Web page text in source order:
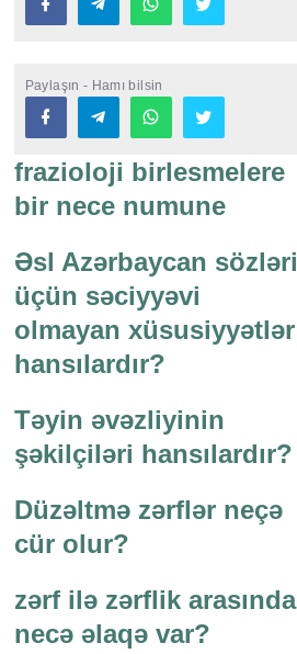
Paylaşın - Hamı bilsin
frazioloji birlesmelere
bir nece numune
Əsl Azərbaycan sözləri
üçün səciyyəvi
olmayan xüsusiyyətlər
hansılardır?
Təyin əvəzliyinin
şəkilçiləri hansılardır?
Düzəltmə zərflər neçə
cür olur?
zərf ilə zərflik arasında
necə əlaqə var?